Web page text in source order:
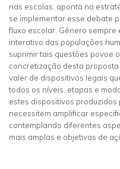
nas escolas, aponta na
se implementar esse debate
fluxo escolar. Gênero
interativo das populações
suprimir tais questões povoe
concretização desta
valer de dispositivos legais
todos os níveis, etapas e
estes dispositivos produzidos
necessitem amplificar
contemplando diferentes
mais amplas e objetivas de